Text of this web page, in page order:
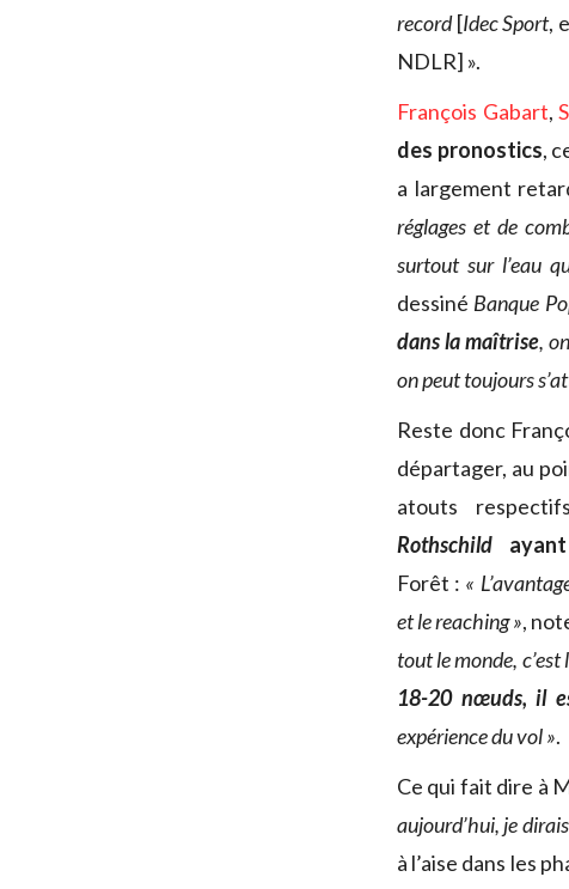
record[Idec Sport,
NDLR] ».
François Gabart,
des pronostics,
a largement
réglages et de
surtout sur l’eau
dessiné Banque
dans la maîtrise,
on peut toujours
Reste donc
départager, au
atouts
Rothschild
Forêt : «
et le reaching »,
tout le monde,
18-20 nœuds, il
expérience du vol ».
Ce qui fait dire à
aujourd’hui, je
à l’aise dans les